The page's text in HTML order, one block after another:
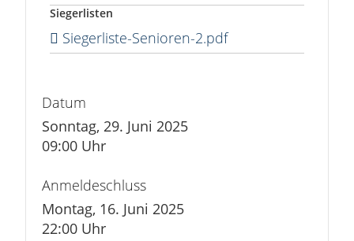
Siegerlisten
Siegerliste-Senioren-2.pdf
Datum
Sonntag, 29. Juni 2025
09:00 Uhr
Anmeldeschluss
Montag, 16. Juni 2025
22:00 Uhr